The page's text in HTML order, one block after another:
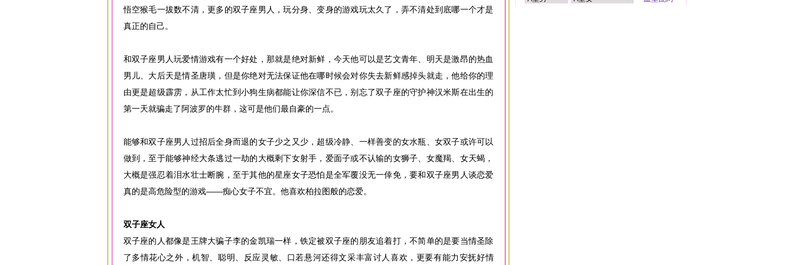
悟空猴毛一拔数不清，更多的双子座男人，玩分身、变身的游戏玩太久了，弄不清处到底哪一个才是
真正的自己。
和双子座男人玩爱情游戏有一个好处，那就是绝对新鲜，今天他可以是艺文青年、明天是激昂的热血
男儿、大后天是情圣唐璜，但是你绝对无法保证他在哪时候会对你失去新鲜感掉头就走，他给你的理
由更是超级霹雳，从工作太忙到小狗生病都能让你深信不已，别忘了双子座的守护神汉米斯在出生的
第一天就骗走了阿波罗的牛群，这可是他们最自豪的一点。
能够和双子座男人过招后全身而退的女子少之又少，超级冷静、一样善变的女水瓶、女双子或许可以
做到，至于能够神经大条逃过一劫的大概剩下女射手，爱面子或不认输的女狮子、女魔羯、女天蝎，
大概是强忍着泪水壮士断腕，至于其他的星座女子恐怕是全军覆没无一倖免，要和双子座男人谈恋爱
真的是高危险型的游戏——痴心女子不宜。他喜欢柏拉图般的恋爱。
双子座女人
双子座的人都像是王牌大骗子李的金凯瑞一样，铁定被双子座的朋友追着打，不简单的是要当情圣除
了多情花心之外，机智、聪明、反应灵敏、口若悬河还得文采丰富讨人喜欢，更要有能力安抚好情